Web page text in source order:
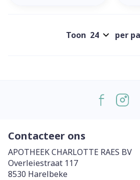
Toon per
Contacteer ons
APOTHEEK CHARLOTTE RAES BV
Overleiestraat 117
8530 Harelbeke